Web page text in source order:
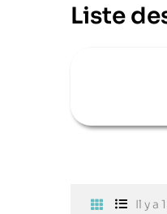
Liste
Il y a